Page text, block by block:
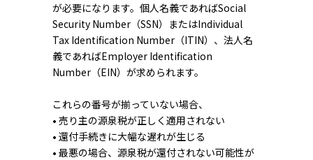
が必要になります。個人名義であればSocial
Security Number（SSN）またはIndividual
Tax Identification Number（ITIN）、法人名
義であればEmployer Identification
Number（EIN）が求められます。
これらの番号が揃っていない場合、
• 売り主の源泉税が正しく適用されない
• 還付手続きに大幅な遅れが生じる
• 最悪の場合、源泉税が還付されない可能性が